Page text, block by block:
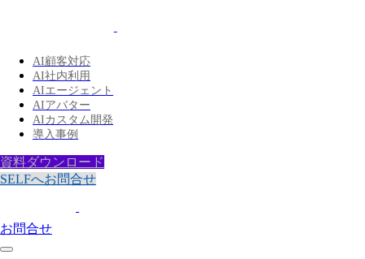
AI顧客対応
AI社内利用
AIエージェント
AIアバター
AIカスタム開発
導入事例
資料ダウンロード
SELFへお問合せ
お問合せ